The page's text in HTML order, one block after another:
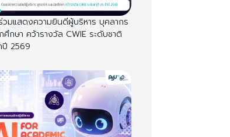
วมแสดงความยินดีผู้บริหาร บุคลากร
ศึกษา คว้ารางวัล CWIE ระดับชาติ
ปี 2569